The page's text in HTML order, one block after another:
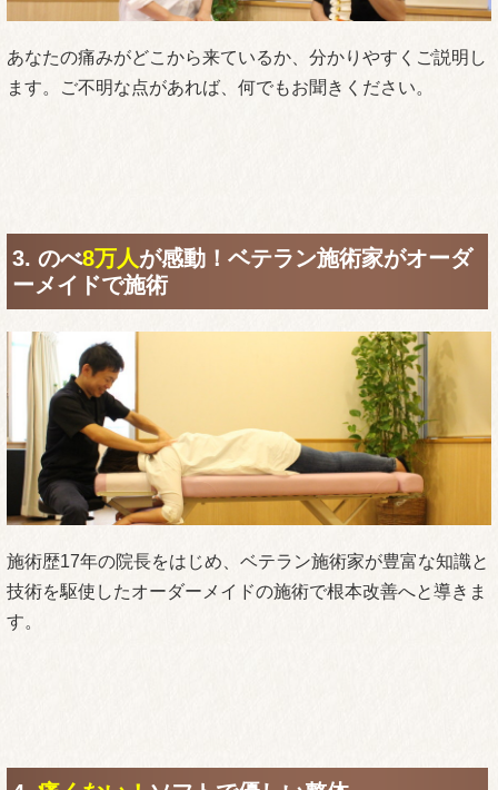
あなたの痛みがどこから来ているか、分かりやすくご説明し
ます。ご不明な点があれば、何でもお聞きください。
3. のべ8万人が感動！ベテラン施術家がオーダ
ーメイドで施術
施術歴17年の院長をはじめ、ベテラン施術家が豊富な知識と
技術を駆使したオーダーメイドの施術で根本改善へと導きま
す。